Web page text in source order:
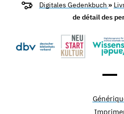
Digitales Gedenkbuch »
de détail des